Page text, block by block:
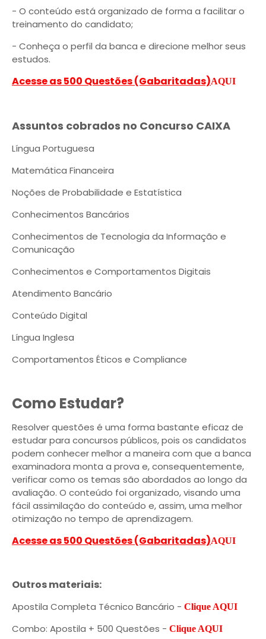
- O conteúdo está organizado de forma a facilitar o
treinamento do candidato;
- Conheça o perfil da banca e direcione melhor seus
estudos.
Acesse as 500 Questões (Gabaritadas)AQUI
Assuntos cobrados no Concurso CAIXA
Língua Portuguesa
Matemática Financeira
Noções de Probabilidade e Estatística
Conhecimentos Bancários
Conhecimentos de Tecnologia da Informação e
Comunicação
Conhecimentos e Comportamentos Digitais
Atendimento Bancário
Conteúdo Digital
Língua Inglesa
Comportamentos Éticos e Compliance
Como Estudar?
Resolver questões é uma forma bastante eficaz de
estudar para concursos públicos, pois os candidatos
podem conhecer melhor a maneira com que a banca
examinadora monta a prova e, consequentemente,
verificar como os temas são abordados ao longo da
avaliação. O conteúdo foi organizado, visando uma
fácil assimilação do conteúdo e, assim, uma melhor
otimização no tempo de aprendizagem.
Acesse as 500 Questões (Gabaritadas)AQUI
Outros materiais:
Apostila Completa Técnico Bancário - Clique AQUI
Combo: Apostila + 500 Questões - Clique AQUI